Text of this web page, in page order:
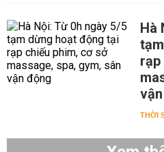
Hà
rạp
THỜI